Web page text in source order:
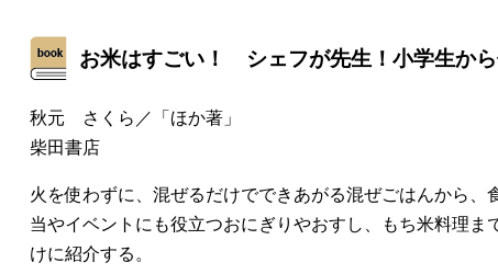
お米はすごい！ シェフが先生！小学生か
秋元 さくら／「ほか著」
柴田書店
火を使わずに、混ぜるだけでできあがる混ぜごはんから
当やイベントにも役立つおにぎりやおすし、もち米料理
けに紹介する。